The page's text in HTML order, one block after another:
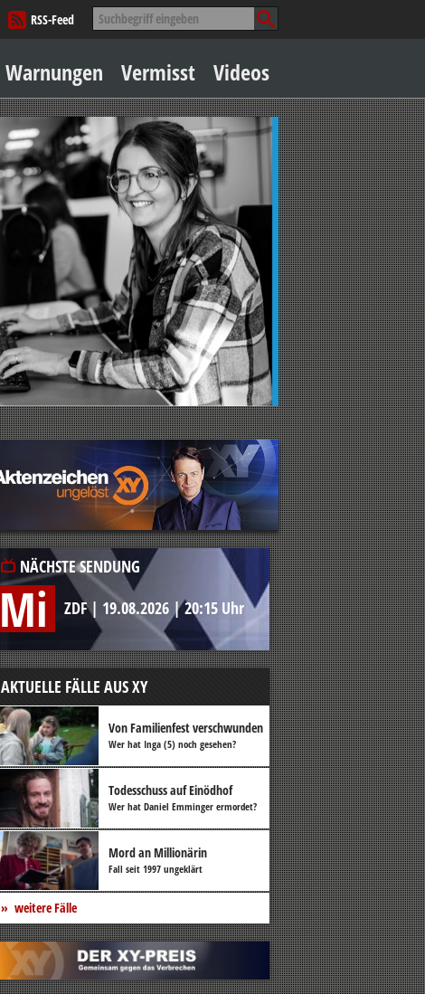
Suche
nach:
RSS-Feed
Inhalt
springen
Warnungen Vermisst Videos
NÄCHSTE SENDUNG
Mi ZDF| 19.08.2026 |20:15 Uhr
AKTUELLE FÄLLE AUS XY
Von Familienfest verschwunden
Wer hat Inga (5) noch gesehen?
Todesschuss auf Einödhof
Wer hat Daniel Emminger ermordet?
Mord an Millionärin
Fall seit 1997 ungeklärt
weitere Fälle